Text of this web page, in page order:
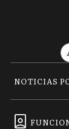
NOTICIAS